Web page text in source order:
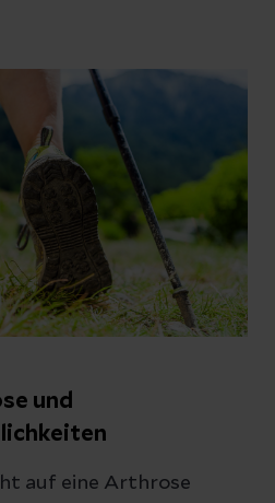
macht und wie es
und
auf eine Arthrose